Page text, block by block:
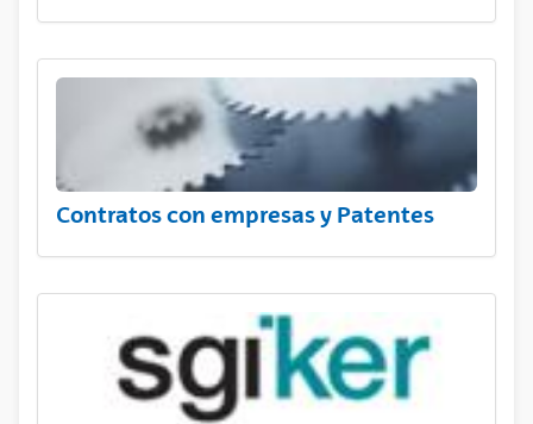
Contratos con empresas y Patentes